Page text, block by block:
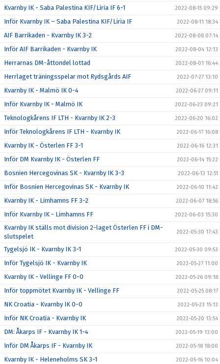
Kvarnby IK - Saba Palestina KIF/Liria IF 6-1 2022-08-15 09:29
Inför Kvarnby IK – Saba Palestina KIF/Liria IF 2022-08-11 18:34
AIF Barrikaden - Kvarnby IK 3-2 2022-08-08 07:14
Inför AIF Barrikaden - Kvarnby IK 2022-08-04 12:13
Herrarnas DM-åttondel lottad 2022-08-01 16:44
Herrlaget träningsspelar mot Rydsgårds AIF 2022-07-27 13:10
Kvarnby IK - Malmö IK 0-4 2022-06-27 09:11
Inför Kvarnby IK - Malmö IK 2022-06-23 09:21
Teknologkårens IF LTH - Kvarnby IK 2-3 2022-06-20 16:02
Inför Teknologkårens IF LTH - Kvarnby IK 2022-06-17 16:08
Kvarnby IK - Österlen FF 3-1 2022-06-16 12:31
Inför DM Kvarnby IK - Österlen FF 2022-06-14 15:22
Bosnien Hercegovinas SK - Kvarnby IK 3-3 2022-06-13 12:51
Inför Bosnien Hercegovinas SK - Kvarnby IK 2022-06-10 11:42
Kvarnby IK - Limhamns FF 3-2 2022-06-07 18:56
Inför Kvarnby IK - Limhamns FF 2022-06-03 15:30
Kvarnby IK ställs mot division 2-laget Österlen FF i DM-
slutspelet
2022-05-30 17:43
Tygelsjö IK - Kvarnby IK 3-1 2022-05-30 09:53
Inför Tygelsjö IK - Kvarnby IK 2022-05-27 11:00
Kvarnby IK - Vellinge FF 0-0 2022-05-26 09:18
Inför toppmötet Kvarnby IK - Vellinge FF 2022-05-25 08:17
NK Croatia - Kvarnby IK 0-0 2022-05-23 15:13
Inför NK Croatia - Kvarnby IK 2022-05-20 13:54
DM: Åkarps IF - Kvarnby IK 1-4 2022-05-19 13:00
Inför DM Åkarps IF - Kvarnby IK 2022-05-18 18:00
Kvarnby IK - Heleneholms SK 3-1 2022-05-16 10:04